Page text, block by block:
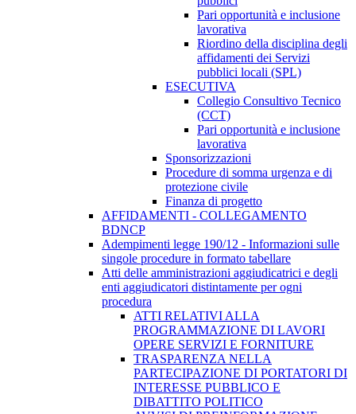
Pari opportunità e inclusione
lavorativa
Riordino della disciplina degli
affidamenti dei Servizi
pubblici locali (SPL)
ESECUTIVA
Collegio Consultivo Tecnico
(CCT)
Pari opportunità e inclusione
lavorativa
Sponsorizzazioni
Procedure di somma urgenza e di
protezione civile
Finanza di progetto
AFFIDAMENTI - COLLEGAMENTO
BDNCP
Adempimenti legge 190/12 - Informazioni sulle
singole procedure in formato tabellare
Atti delle amministrazioni aggiudicatrici e degli
enti aggiudicatori distintamente per ogni
procedura
ATTI RELATIVI ALLA
PROGRAMMAZIONE DI LAVORI
OPERE SERVIZI E FORNITURE
TRASPARENZA NELLA
PARTECIPAZIONE DI PORTATORI DI
INTERESSE PUBBLICO E
DIBATTITO POLITICO